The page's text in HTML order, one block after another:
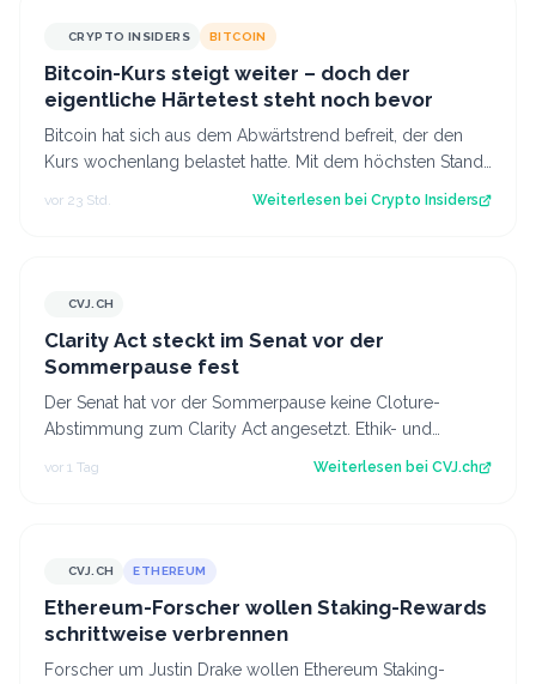
CRYPTO INSIDERS BITCOIN
Bitcoin-Kurs steigt weiter – doch der
eigentliche Härtetest steht noch bevor
Bitcoin hat sich aus dem Abwärtstrend befreit, der den
Kurs wochenlang belastet hatte. Mit dem höchsten Stand
vor 23 Std. Weiterlesen bei Crypto Insiders
CVJ.CHCVJ.CH
Clarity Act steckt im Senat vor der
Sommerpause fest
Der Senat hat vor der Sommerpause keine Cloture-
Abstimmung zum Clarity Act angesetzt. Ethik- und
vor 1 Tag Weiterlesen bei CVJ.ch
CVJ.CHCVJ.CH ETHEREUM
Ethereum-Forscher wollen Staking-Rewards
schrittweise verbrennen
Forscher um Justin Drake wollen Ethereum Staking-